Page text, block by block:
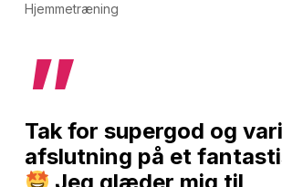
Hjemmetræning
”
Tak for supergod og
afslutning på et